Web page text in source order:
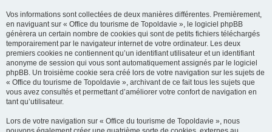
Vos informations sont collectées de deux manières différentes. Premièrement,
en naviguant sur « Office du tourisme de Topoldavie », le logiciel phpBB
génèrera un certain nombre de cookies qui sont de petits fichiers téléchargés
temporairement par le navigateur internet de votre ordinateur. Les deux
premiers cookies ne contiennent qu’un identifiant utilisateur et un identifiant
anonyme de session qui vous sont automatiquement assignés par le logiciel
phpBB. Un troisième cookie sera créé lors de votre navigation sur les sujets de
« Office du tourisme de Topoldavie », archivant de ce fait tous les sujets que
vous avez consultés et permettant d’améliorer votre confort de navigation en
tant qu’utilisateur.
Lors de votre navigation sur « Office du tourisme de Topoldavie », nous